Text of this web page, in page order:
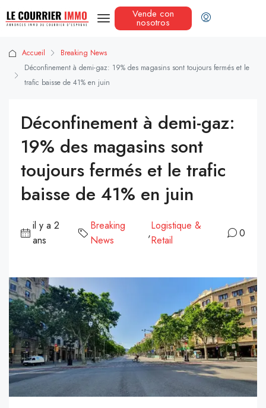
Vende con
nosotros
Accueil
Breaking News
Déconfinement à demi-gaz: 19% des magasins sont toujours fermés et le
trafic baisse de 41% en juin
Déconfinement à demi-gaz:
19% des magasins sont
toujours fermés et le trafic
baisse de 41% en juin
il y a 2
ans
Breaking
News
,
Logistique &
Retail
0